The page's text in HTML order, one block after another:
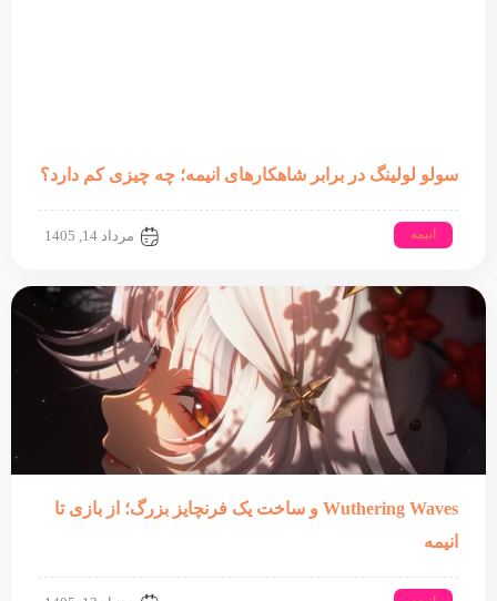
سولو لولینگ در برابر شاهکارهای انیمه؛ چه چیزی کم دارد؟
انیمه مرداد 14, 1405
Wuthering Waves و ساخت یک فرنچایز بزرگ؛ از بازی تا
انیمه